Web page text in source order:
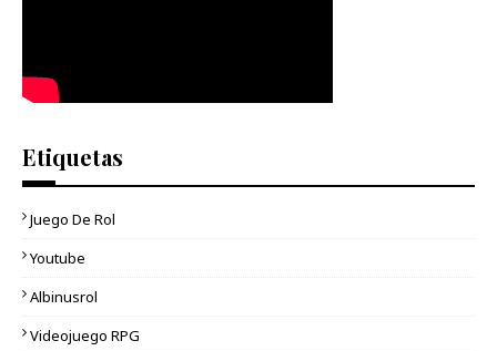
Etiquetas
Juego De Rol
Youtube
Albinusrol
Videojuego RPG